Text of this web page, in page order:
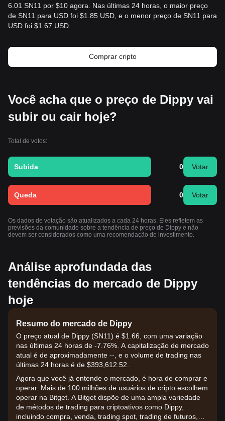
6.01 SN11 por $10 agora. Nas últimas 24 horas, o maior preço
de SN11 para USD foi $1.85 USD, e o menor preço de SN11 para
USD foi $1.67 USD.
Comprar cripto
Você acha que o preço de Dippy vai
subir ou cair hoje?
Total de votos:
Subida 0 Votar
Queda 0 Votar
Os dados de votação são atualizados a cada 24 horas. Eles refletem as
previsões da comunidade sobre a tendência de preço de Dippy e não
devem ser considerados como uma recomendação de investimento.
Análise aprofundada das
tendências do mercado de Dippy
hoje
Resumo do mercado de Dippy
O preço atual de Dippy (SN11) é $1.66, com uma variação
nas últimas 24 horas de -7.76%. A capitalização de mercado
atual é de aproximadamente --, e o volume de trading nas
últimas 24 horas é de $393,612.52.
Agora que você já entende o mercado, é hora de comprar e
operar. Mais de 100 milhões de usuários de cripto escolhem
operar na Bitget. A Bitget dispõe de uma ampla variedade
de métodos de trading para criptoativos como Dippy,
incluindo compra, venda, trading spot, trading de futuros,